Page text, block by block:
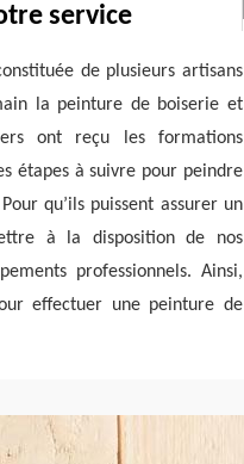
service
de plusieurs artisans
la peinture de boiserie et
ont reçu les formations
étapes à suivre pour peindre
qu’ils puissent assurer un
à la disposition de nos
professionnels. Ainsi,
effectuer une peinture de